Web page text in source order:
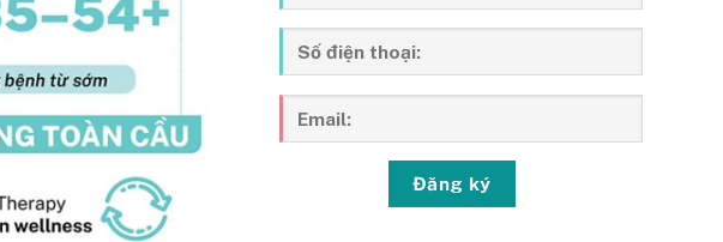
Đăng ký